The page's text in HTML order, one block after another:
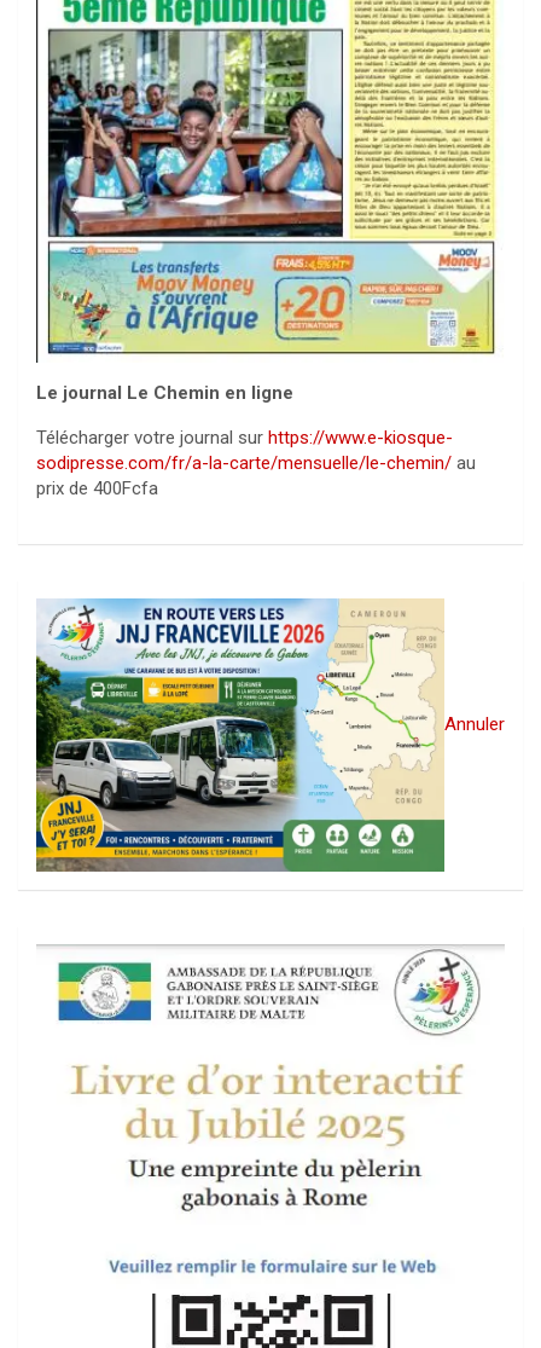
Le journal Le Chemin en ligne
Télécharger votre journal sur https://www.e-kiosque-
sodipresse.com/fr/a-la-carte/mensuelle/le-chemin/ au
prix de 400Fcfa
Annuler